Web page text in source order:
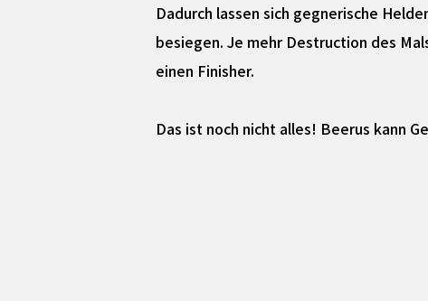
Dadurch lassen sich gegnerische
besiegen. Je mehr Destruction des
einen Finisher.
Das ist noch nicht alles! Beerus kann